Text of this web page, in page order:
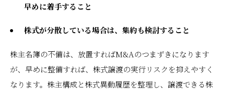
早めに着手すること
株式が分散している場合は、集約も検討すること
株主名簿の不備は、放置すればM&Aのつまずきになります
が、早めに整備すれば、株式譲渡の実行リスクを抑えやすく
なります。株主構成と株式異動履歴を整理し、譲渡できる株